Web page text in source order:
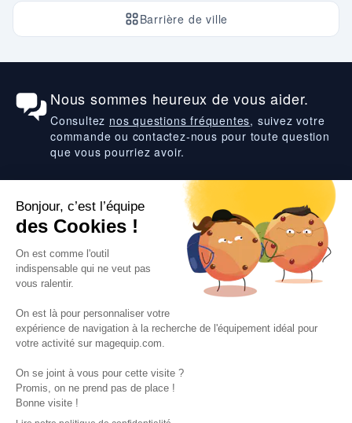
Barrière de ville
Nous sommes heureux de vous aider.
Consultez nos questions fréquentes, suivez votre
commande ou contactez-nous pour toute question
que vous pourriez avoir.
Suivez-nous
VOS SERVICES
VOS DEMANDES
NOTRE SOCIETE